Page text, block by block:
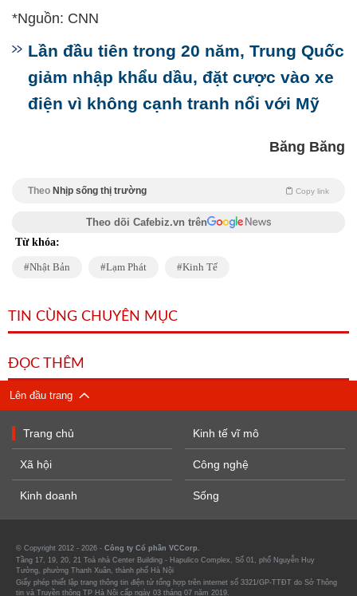
*Nguồn: CNN
Lần đầu tiên trong 20 năm, Trung Quốc
giảm nhập khẩu dầu, đặt cược vào xe
điện vì không cạnh tranh nổi với Mỹ
Băng Băng
Theo Nhịp sống thị trường Copy link
Theo dõi Cafebiz.vn trên
Từ khóa:
Nhật Bản Lạm Phát Kinh Tế
TIN CÙNG CHUYÊN MỤC
ĐỌC THÊM
Lên đầu trang
Trang chủ
Xã hội
Kinh doanh
Kinh tế vĩ mô
Công nghệ
Sống
© Copyright 2012 - 2026 - Công ty Cổ phần VCCorp.
Tầng 17, 19, 20, 21 Toà nhà Center Building - Hapulico Complex, Số 01, phố Nguyễn Huy
Tưởng, phường Thanh Xuân, thành phố Hà Nội
Giấy phép thiết lập trang thông tin điện tử tổng hợp trên internet số 3321/GP-TTĐT do Sở Thông
tin và Truyền thông TP Hà Nội cấp ngày 03 tháng 07 năm 2019.